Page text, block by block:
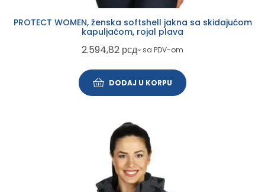
PROTECT WOMEN, ženska softshell jakna sa skidajućom
kapuljačom, rojal plava
2.594,82 рсд~ sa PDV-om
DODAJ U KORPU